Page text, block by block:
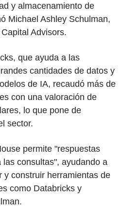
y almacenamiento de
Michael Ashley Schulman,
Advisors.
que ayuda a las
cantidades de datos y
de IA, recaudó más de
con una valoración de
lo que pone de
sector.
permite "respuestas
consultas", ayudando a
y construir herramientas de
como Databricks y